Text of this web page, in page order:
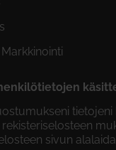
tietojeni
sivun